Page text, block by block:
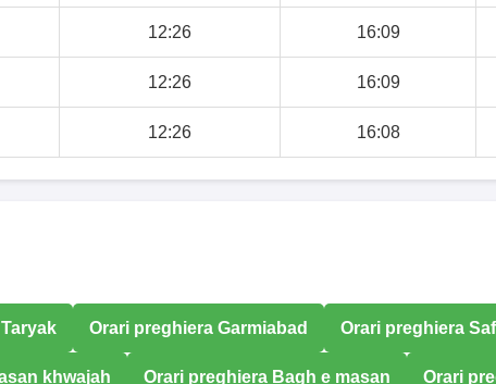
12:26 16:09
12:26 16:09
12:26 16:08
Orari preghiera Garmiabad Orari preghiera
khwajah Orari preghiera Bagh e masan Orari